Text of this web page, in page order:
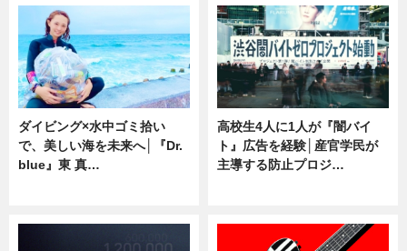
ダイビング×水中ゴミ拾い
で、美しい海を未来へ│『Dr.
blue』東 真…
高校生4人に1人が『闇バイ
ト』広告を経験│産官学民が
主導する防止プロジ…